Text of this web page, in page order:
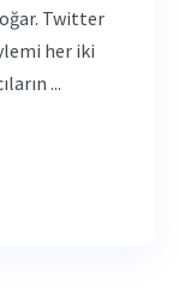
Twitter
her iki
...